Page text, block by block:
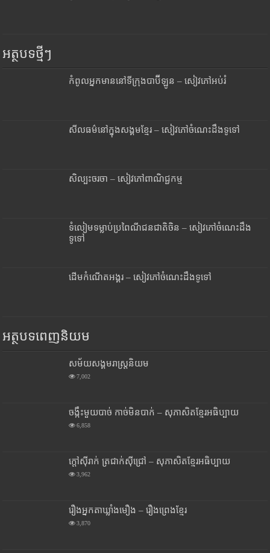
អត្ថបទថ្មីៗ
កំពូលអ្នកមាននៅទីក្រុងបាប៊ីឡូន – សៀវភៅអប់រំ
សីលធម៌នៅក្នុងសង្គមខ្មែរ – សៀវភៅចំណេះដឹងទូទៅ
សិល្បះចរចា – សៀវភៅពាណិជ្ជកម្ម
ទំលៀមទម្លាប់ប្រពៃណីជនជាតិចិន – សៀវភៅចំណេះដឹង
ទូទៅ
ដើមកំណើតអង្គរ – សៀវភៅចំណេះដឹងទូទៅ
អត្ថបទពេញនិយម
សម័យសង្គមរាស្រ្តនិយម
7,002
ចង្កឹះមួយបាច់ កាច់មិនបាក់ – សុភាសិតខ្មែរអធិប្បាយ
6,858
ក្តៅស៊ីរាក់ ត្រជាក់ស៊ីជ្រៅ – សុភាសិតខ្មែរអធិប្បាយ
3,962
រឿងអ្នកតាឃ្លាំងមឿង – រឿងព្រេងខ្មែរ
3,870